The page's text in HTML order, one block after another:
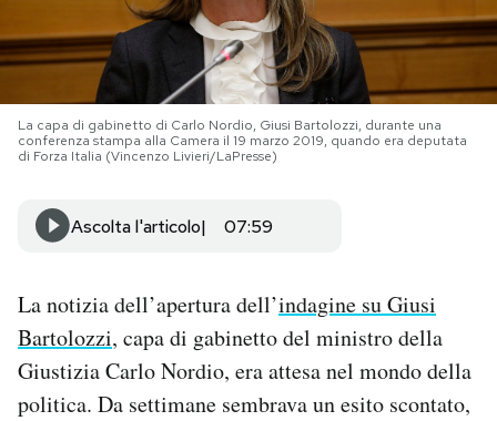
I MIEI PREFERITI
SHOP
Area Personale
Newsletter
Notifiche mobile
Regala il Post
La capa di gabinetto di Carlo Nordio, Giusi Bartolozzi, durante una
conferenza stampa alla Camera il 19 marzo 2019, quando era deputata
di Forza Italia (Vincenzo Livieri/LaPresse)
Ascolta l'articolo 07:59
La notizia dell’apertura dell’indagine su Giusi
Bartolozzi, capa di gabinetto del ministro della
Giustizia Carlo Nordio, era attesa nel mondo della
politica. Da settimane sembrava un esito scontato,